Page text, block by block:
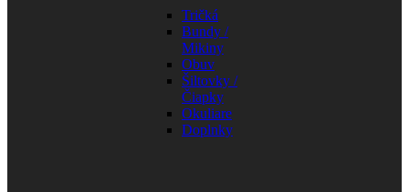
Tričká
Bundy /
Mikiny
Obuv
Šiltovky /
Čiapky
Okuliare
Doplnky